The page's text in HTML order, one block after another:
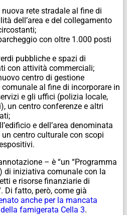
rete stradale al fine di
dell’area e del collegamento
con oltre 1.000 posti
pubbliche e spazi di
con attività commerciali;
centro di gestione
al fine di incorporare in
e gli uffici (polizia locale,
un centro conferenze e altri
e dell’area denominata
un centro culturale con scopi
– è “un “Programma
di iniziativa comunale con la
e risorse finanziarie di
Di fatto, però, come già
anche per la mancata
famigerata Cella 3.